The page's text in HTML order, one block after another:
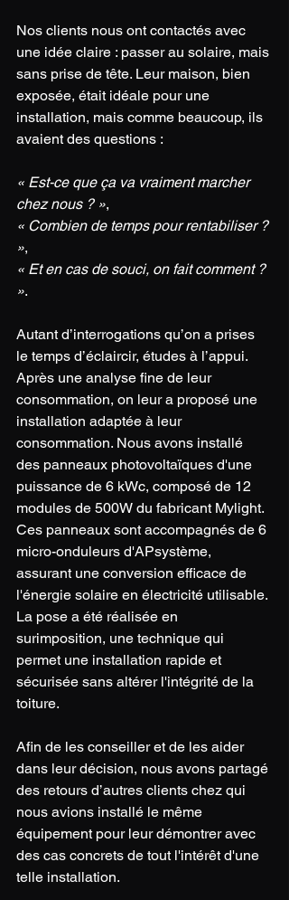
Nos clients nous ont contactés avec
une idée claire : passer au solaire, mais
sans prise de tête. Leur maison, bien
exposée, était idéale pour une
installation, mais comme beaucoup, ils
avaient des questions :
« Est-ce que ça va vraiment marcher
chez nous ? »,
« Combien de temps pour rentabiliser ?
»,
« Et en cas de souci, on fait comment ?
».
Autant d’interrogations qu’on a prises
le temps d’éclaircir, études à l’appui.
Après une analyse fine de leur
consommation, on leur a proposé une
installation adaptée à leur
consommation. Nous avons installé
des panneaux photovoltaïques d'une
puissance de 6 kWc, composé de 12
modules de 500W du fabricant Mylight.
Ces panneaux sont accompagnés de 6
micro-onduleurs d'APsystème,
assurant une conversion efficace de
l'énergie solaire en électricité utilisable.
La pose a été réalisée en
surimposition, une technique qui
permet une installation rapide et
sécurisée sans altérer l'intégrité de la
toiture.
Afin de les conseiller et de les aider
dans leur décision, nous avons partagé
des retours d’autres clients chez qui
nous avions installé le même
équipement pour leur démontrer avec
des cas concrets de tout l'intérêt d'une
telle installation.